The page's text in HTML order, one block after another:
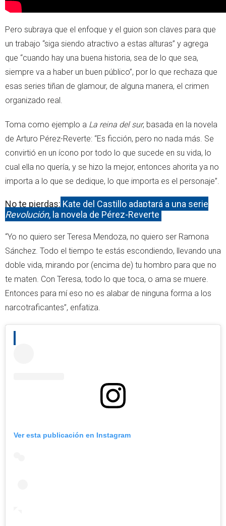
Pero subraya que el enfoque y el guion son claves para que
un trabajo “siga siendo atractivo a estas alturas” y agrega
que “cuando hay una buena historia, sea de lo que sea,
siempre va a haber un buen público”, por lo que rechaza que
esas series tiñan de glamour, de alguna manera, el crimen
organizado real.
Toma como ejemplo a La reina del sur, basada en la novela
de Arturo Pérez-Reverte: “Es ficción, pero no nada más. Se
convirtió en un ícono por todo lo que sucede en su vida, lo
cual ella no quería, y se hizo la mejor, entonces ahorita ya no
importa a lo que se dedique, lo que importa es el personaje”.
No te pierdas: Kate del Castillo adaptará a una serie
Revolución, la novela de Pérez-Reverte
“Yo no quiero ser Teresa Mendoza, no quiero ser Ramona
Sánchez. Todo el tiempo te estás escondiendo, llevando una
doble vida, mirando por (encima de) tu hombro para que no
te maten. Con Teresa, todo lo que toca, o ama se muere.
Entonces para mí eso no es alabar de ninguna forma a los
narcotraficantes”, enfatiza.
Ver esta publicación en Instagram